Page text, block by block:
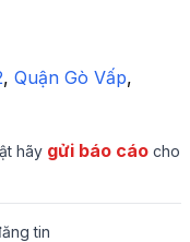
, Quận Gò Vấp,
hãy gửi báo cáo cho
tin